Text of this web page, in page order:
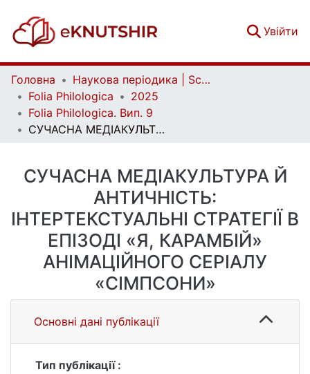
Увійти
Головна
Наукова періодика | Scientific periodicals
Folia Philologica
2025
Folia Philologica. Вип. 9
СУЧАСНА МЕДІАКУЛЬТУРА Й АНТИЧНІСТЬ: ІНТЕРТЕКСТУАЛЬНІ СТРАТЕГІЇ В ЕПІЗОДІ «Я, КАРАМБІЙ» АНІМАЦІЙНОГО СЕРІАЛУ «СІМПСОНИ»
СУЧАСНА МЕДІАКУЛЬТУРА Й
АНТИЧНІСТЬ:
ІНТЕРТЕКСТУАЛЬНІ СТРАТЕГІЇ В
ЕПІЗОДІ «Я, КАРАМБІЙ»
АНІМАЦІЙНОГО СЕРІАЛУ
«СІМПСОНИ»
Основні дані публікації
Тип публікації :